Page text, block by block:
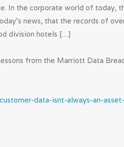
In the corporate world of today,
news, that the records of
division hotels […]
from the Marriott Data
data-isnt-always-an-asset-